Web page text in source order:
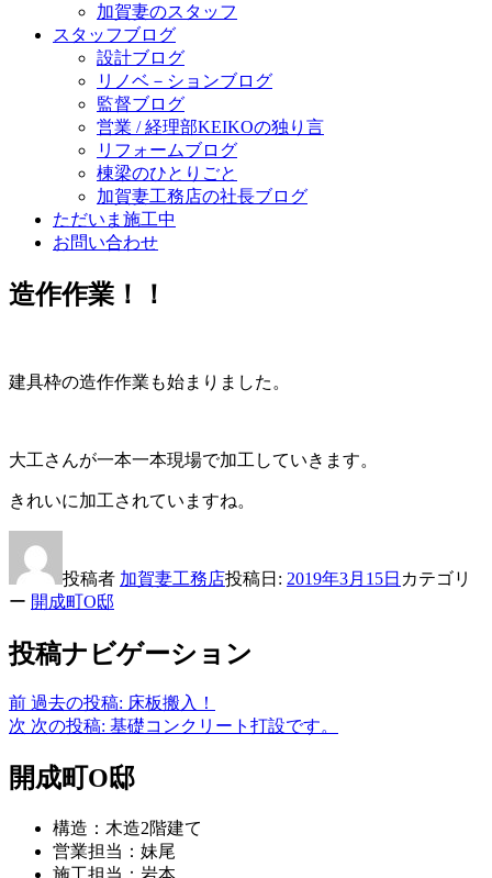
加賀妻のスタッフ
スタッフブログ
設計ブログ
リノベ－ションブログ
監督ブログ
営業 / 経理部KEIKOの独り言
リフォームブログ
棟梁のひとりごと
加賀妻工務店の社長ブログ
ただいま施工中
お問い合わせ
造作作業！！
建具枠の造作作業も始まりました。
大工さんが一本一本現場で加工していきます。
きれいに加工されていますね。
投稿者 加賀妻工務店投稿日: 2019年3月15日 カテゴリ
ー 開成町O邸
投稿ナビゲーション
前 過去の投稿: 床板搬入！
次 次の投稿: 基礎コンクリート打設です。
開成町O邸
構造：木造2階建て
営業担当：妹尾